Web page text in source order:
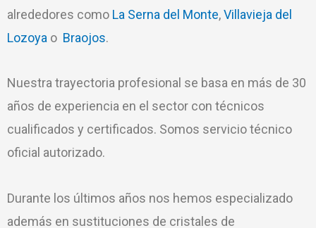
alrededores como La Serna del Monte,Villavieja del
Lozoya o Braojos.
Nuestra trayectoria profesional se basa en más de 30
años de experiencia en el sector con técnicos
cualificados y certificados. Somos servicio técnico
oficial autorizado.
Durante los últimos años nos hemos especializado
además en sustituciones de cristales de